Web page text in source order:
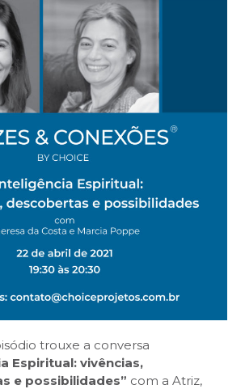
trouxe a conversa
Espiritual: vivências,
e possibilidades” com a Atriz,